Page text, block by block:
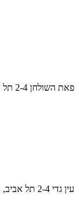
פאת השולחן 2-4 תל אביב, קידוח פיאזומטר לעומק 17 מטר
עין גדי 2-4 תל אביב, קידוח פיאזומטר לעומק 15 מטר